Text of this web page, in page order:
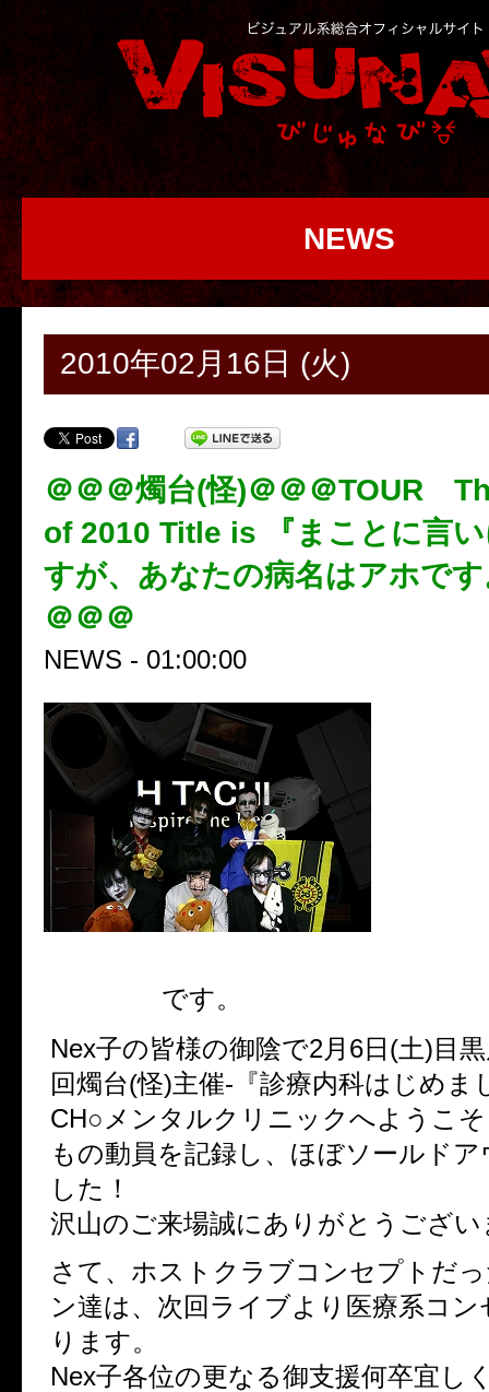
NEWS
2010年02月16日 (火)
＠＠＠燭台(怪)＠＠＠TOUR
of 2010 Title is 『まことに言
すが、あなたの病名はアホで
＠＠＠
NEWS - 01:00:00
です。
Nex子の皆様の御陰で2月6日(土)目
回燭台(怪)主催-『診療内科はじめま
CH○メンタルクリニックへようこ
もの動員を記録し、ほぼソールド
した！
沢山のご来場誠にありがとうござ
さて、ホストクラブコンセプトだ
ン達は、次回ライブより医療系コ
ります。
Nex子各位の更なる御支援何卒宜し